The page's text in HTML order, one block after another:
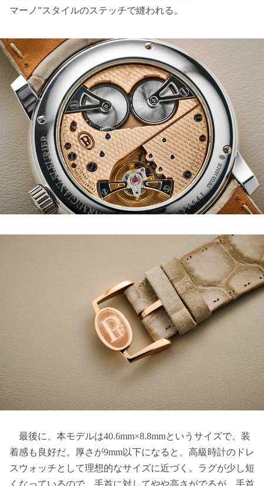
マーノ”スタイルのステッチで縫われる。
最後に、本モデルは40.6mm×8.8mmというサイズで、装
着感も良好だ。厚さが9mm以下になると、高級時計のドレ
スウォッチとして理想的なサイズに近づく。ラグが少し短